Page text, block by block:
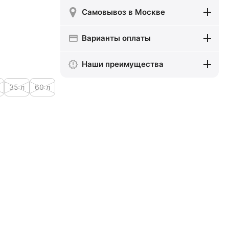
35 л 60 л
Самовывоз в Москве
Варианты оплаты
Наши преимущества